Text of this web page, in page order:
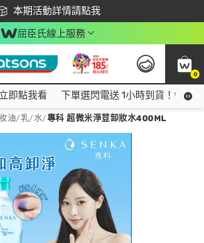
本期活動詳情請點我
下載app最高回饋$350
屈臣氏線上服務
0
我看
即點我看 下單選閃電送 1小時到貨！領神
油/乳/水/專科 超微米淨荳卸妝水400ML